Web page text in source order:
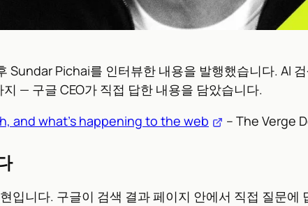
Pichai를 인터뷰한 내용을 발행했습니다. AI
— 구글 CEO가 직접 답한 내용을 담았습니다.
and what’s happening to the web – The Verge
입니다. 구글이 검색 결과 페이지 안에서 직접 질문